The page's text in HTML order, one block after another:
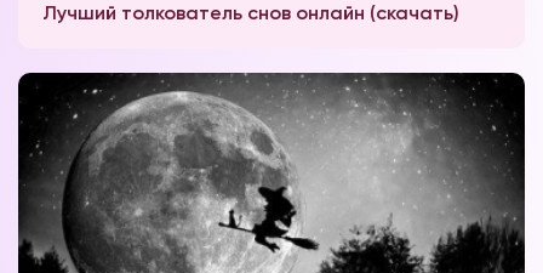
Лучший толкователь снов онлайн (скачать)